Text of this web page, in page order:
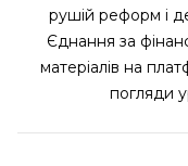
рушій реформ і
Єднання за
матеріалів на
погляди